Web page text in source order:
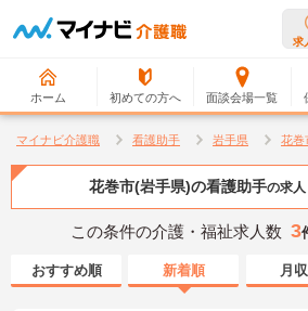
求
ホーム 初めての方へ 面談会場一覧
マイナビ介護職 看護助手 岩手県 花巻
花巻市(岩手県)の看護助手の求
この条件の介護・福祉求人数 3
おすすめ順 新着順 月